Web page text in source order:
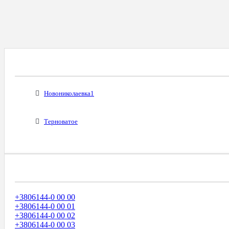
Новониколаевка1
Терноватое
+3806144-0 00 00
+3806144-0 00 01
+3806144-0 00 02
+3806144-0 00 03